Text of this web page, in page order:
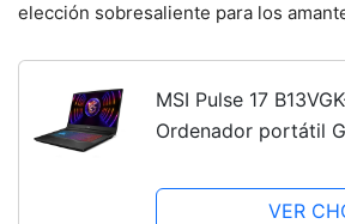
elección sobresaliente para los
MSI Pulse 17
Ordenador portátil
32GB RAM, 1TB
VER